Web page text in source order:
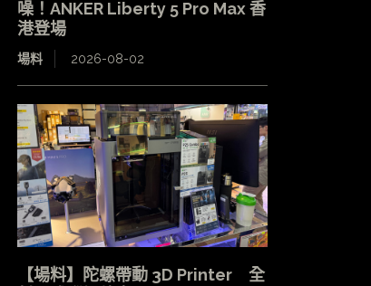
噪！ANKER Liberty 5 Pro Max 香
港登場
場料 2026-08-02
【場料】陀螺帶動 3D Printer 全